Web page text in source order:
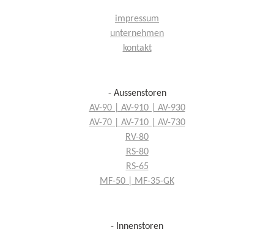
impressum
unternehmen
kontakt
- Aussenstoren
AV-90 | AV-910 | AV-930
AV-70 | AV-710 | AV-730
RV-80
RS-80
RS-65
MF-50 | MF-35-GK
- Innenstoren